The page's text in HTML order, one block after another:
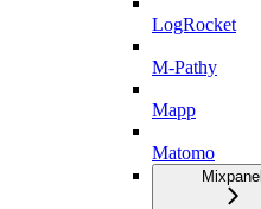
LogRocket
M-Pathy
Mapp
Matomo
Mixpanel